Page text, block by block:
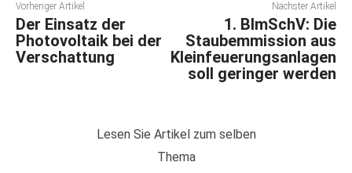
Vorheriger Artikel
Der Einsatz der
Photovoltaik bei der
Verschattung
Nächster Artikel
1. BImSchV: Die
Staubemmission aus
Kleinfeuerungsanlagen
soll geringer werden
Lesen Sie Artikel zum selben
Thema